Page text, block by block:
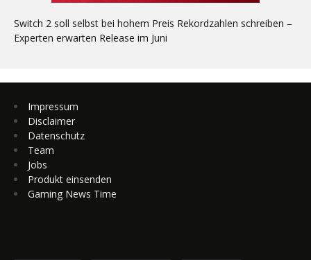
Switch 2 soll selbst bei hohem Preis Rekordzahlen schreiben –
Experten erwarten Release im Juni
Impressum
Disclaimer
Datenschutz
Team
Jobs
Produkt einsenden
Gaming News Time